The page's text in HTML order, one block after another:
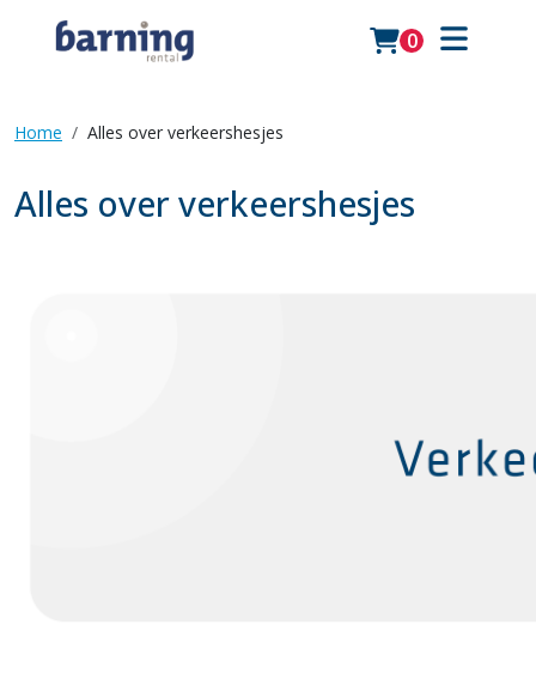
0
Home Alles over verkeershesjes
Alles over verkeershesjes